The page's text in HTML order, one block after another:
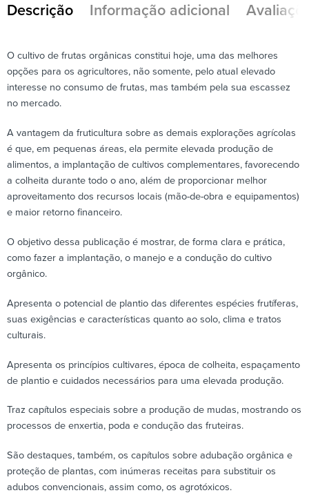
Descrição Informação adicional
O cultivo de frutas orgânicas constitui hoje, uma das melhores
opções para os agricultores, não somente, pelo atual elevado
interesse no consumo de frutas, mas também pela sua escassez
no mercado.
A vantagem da fruticultura sobre as demais explorações agrícolas
é que, em pequenas áreas, ela permite elevada produção de
alimentos, a implantação de cultivos complementares, favorecendo
a colheita durante todo o ano, além de proporcionar melhor
aproveitamento dos recursos locais (mão-de-obra e equipamentos)
e maior retorno financeiro.
O objetivo dessa publicação é mostrar, de forma clara e prática,
como fazer a implantação, o manejo e a condução do cultivo
orgânico.
Apresenta o potencial de plantio das diferentes espécies frutíferas,
suas exigências e características quanto ao solo, clima e tratos
culturais.
Apresenta os princípios cultivares, época de colheita, espaçamento
de plantio e cuidados necessários para uma elevada produção.
Traz capítulos especiais sobre a produção de mudas, mostrando os
processos de enxertia, poda e condução das fruteiras.
São destaques, também, os capítulos sobre adubação orgânica e
proteção de plantas, com inúmeras receitas para substituir os
adubos convencionais, assim como, os agrotóxicos.